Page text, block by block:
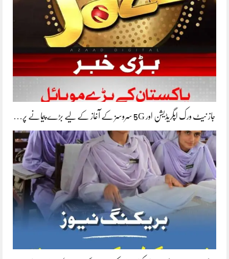
جاز نیٹ ورک اپگریڈیشن اور 5G سروسز کے آغاز کے لیے بڑے پیمانے پر…